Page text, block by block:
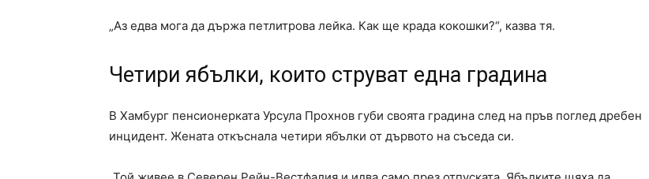
„Аз едва мога да държа петлитрова лейка. Как ще крада кокошки?“, казва тя.
Четири ябълки, които струват една градина
В Хамбург пенсионерката Урсула Прохнов губи своята градина след на пръв поглед дребен
инцидент. Жената откъснала четири ябълки от дървото на съседа си.